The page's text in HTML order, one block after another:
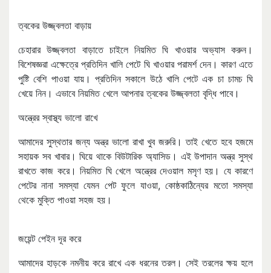
ত্বকের উজ্জ্বলতা বাড়ায়
চেহারার উজ্জ্বলতা বাড়াতে চাইলে নিয়মিত ঘি খাওয়ার অভ্যাস করুন।
বিশেষজ্ঞরা এক্ষেত্রে প্রতিদিন খালি পেটে ঘি খাওয়ার পরামর্শ দেন। কারণ এতে
পুষ্টি বেশি পাওয়া যায়। প্রতিদিন সকালে উঠে খালি পেটে এক চা চামচ ঘি
খেয়ে নিন। এভাবে নিয়মিত খেলে আপনার ত্বকের উজ্জ্বলতা বৃদ্ধি পাবে।
অন্ত্রের স্বাস্থ্য ভালো রাখে
আমাদের সুস্থতার জন্য অন্ত্র ভালো রাখা খুব জরুরি। তাই খেতে হবে হজমে
সহায়ক সব খাবার। ঘিয়ে থাকে বিউটারিক অ্যাসিড। এই উপাদান অন্ত্র সুস্থ
রাখতে কাজ করে। নিয়মিত ঘি খেলে অন্ত্রের দেওয়াল মসৃণ হয়। যে কারণে
পেটের নানা সমস্যা যেমন পেট ফুলে যাওয়া, কোষ্ঠকাঠিন্যের মতো সমস্যা
থেকে মুক্তি পাওয়া সহজ হয়।
জয়েন্ট পেইন দূর করে
আমাদের হাড়কে নমনীয় করে রাখে এক ধরনের তরল। সেই তরলের ক্ষয় হলে